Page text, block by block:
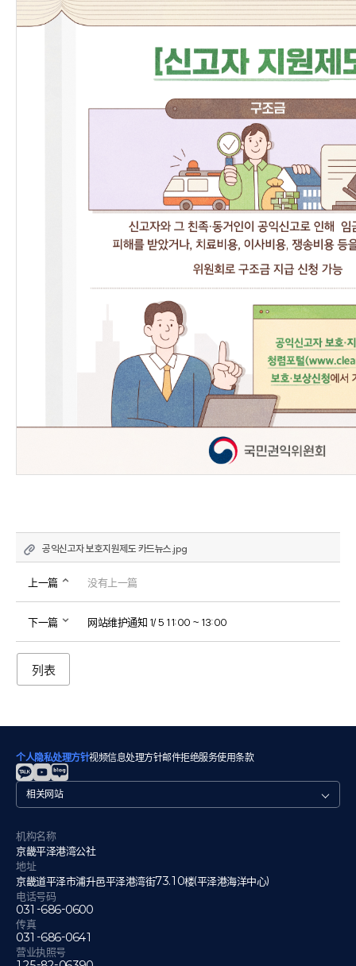
공익신고자 보호지원제도 카드뉴스.jpg
上一篇 没有上一篇
下一篇 网站维护通知 1/ 5 11:00 ~ 13:00
列表
个人隐私处理方针视频信息处理方针邮件拒绝服务使用条款
관
련
이
트
机构名称
京畿平泽港湾公社
地址
京畿道平泽市浦升邑平泽港湾街73.10楼(平泽港海洋中心)
电话号码
031-686-0600
传真
031-686-0641
营业执照号